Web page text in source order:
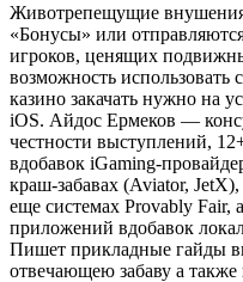
Животрепещущие внушения
«Бонусы» или
игроков, ценящих
возможность
казино закачать нужно на
iOS. Айдос Ермеков —
честности выступлений,
вдобавок iGaming-
краш-забавах (Aviator,
еще системах Provably
приложений вдобавок
Пишет прикладные гайды
отвечающею забаву а также